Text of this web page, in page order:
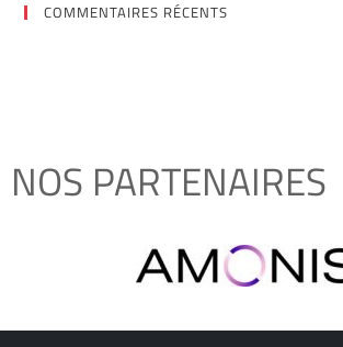
COMMENTAIRES RÉCENTS
NOS PARTENAIRES